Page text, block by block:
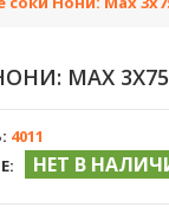
MAX
4011
НЕТ В